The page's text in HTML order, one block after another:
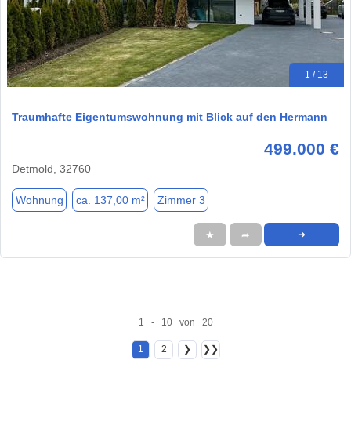
1 / 13
Traumhafte Eigentumswohnung mit Blick auf den Hermann
499.000 €
Detmold, 32760
Wohnung ca. 137,00 m² Zimmer 3
★ ➦ ➜
1 - 10 von 20
1 2 ❯ ❯❯